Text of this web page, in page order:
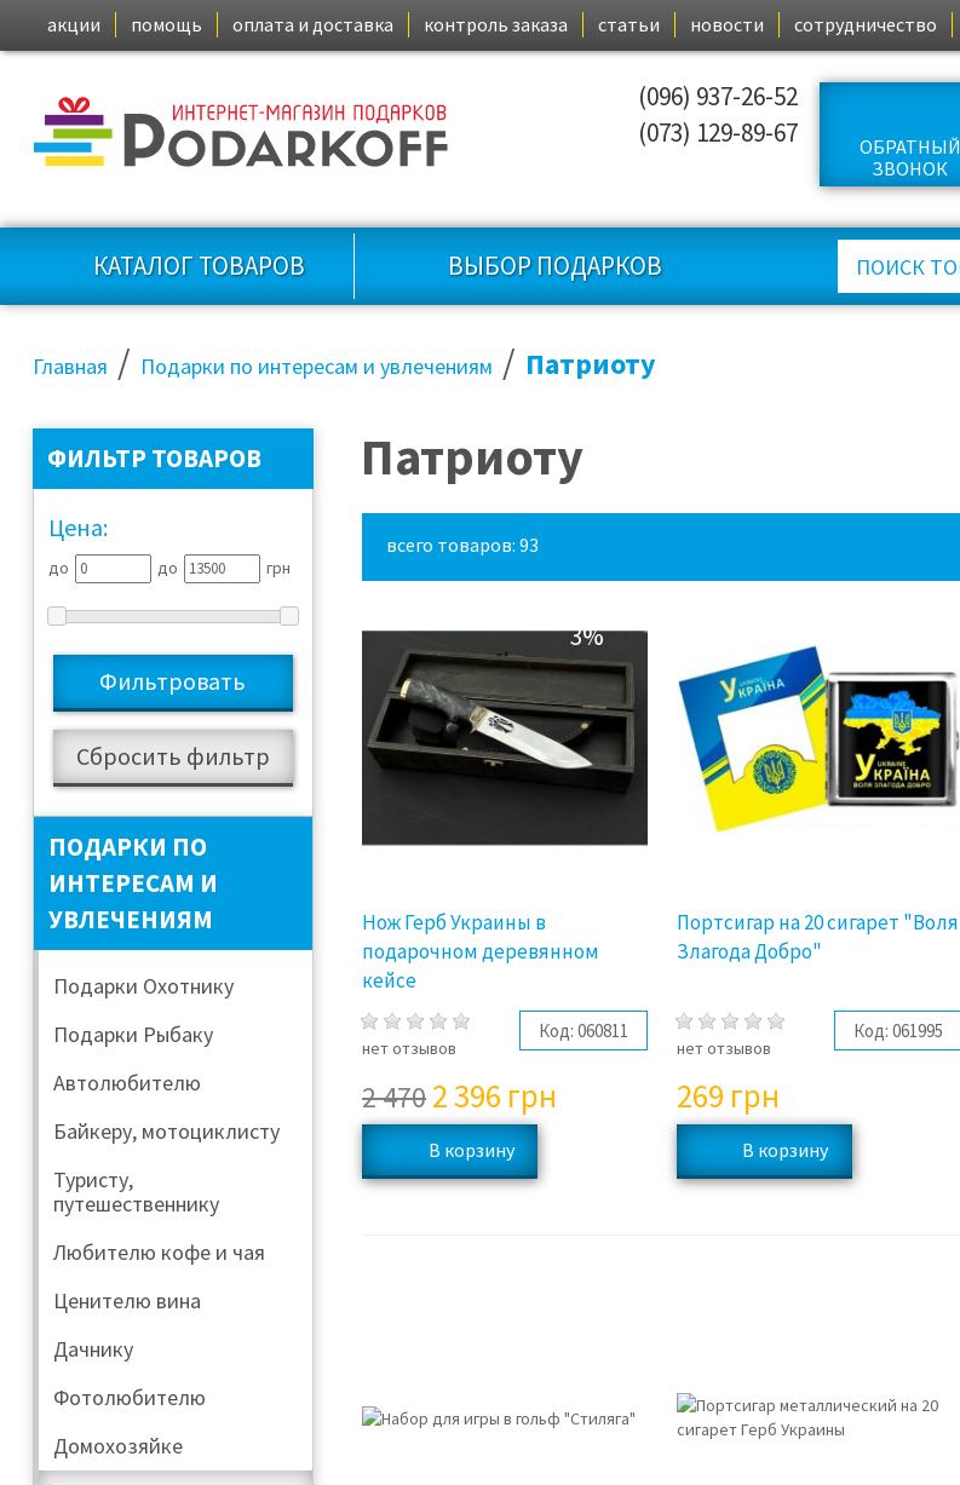
акции помощь оплата и доставка контроль заказа статьи новости сотрудничество
(096) 937-26-52
(073) 129-89-67
ОБРАТНЫЙ
ЗВОНОК
КАТАЛОГ ТОВАРОВ ВЫБОР ПОДАРКОВ
Главная / Подарки по интересам и увлечениям / Патриоту
ФИЛЬТР ТОВАРОВ
Цена:
до до грн
ПОДАРКИ ПО
ИНТЕРЕСАМ И
УВЛЕЧЕНИЯМ
Подарки Охотнику
Подарки Рыбаку
Автолюбителю
Байкеру, мотоциклисту
Туристу,
путешественнику
Любителю кофе и чая
Ценителю вина
Дачнику
Фотолюбителю
Домохозяйке
Патриоту
всего товаров: 93
3%
Нож Герб Украины в
подарочном деревянном
кейсе
нет отзывов
Код: 060811
2 4702 396 грн
Портсигар на 20 сигарет "Воля
Злагода Добро"
нет отзывов
Код: 061995
269 грн